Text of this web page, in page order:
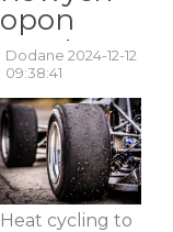
opon
sportowych
– czym
jest heat
cycling?
Dodane 2024-12-12
09:38:41
Heat cycling to